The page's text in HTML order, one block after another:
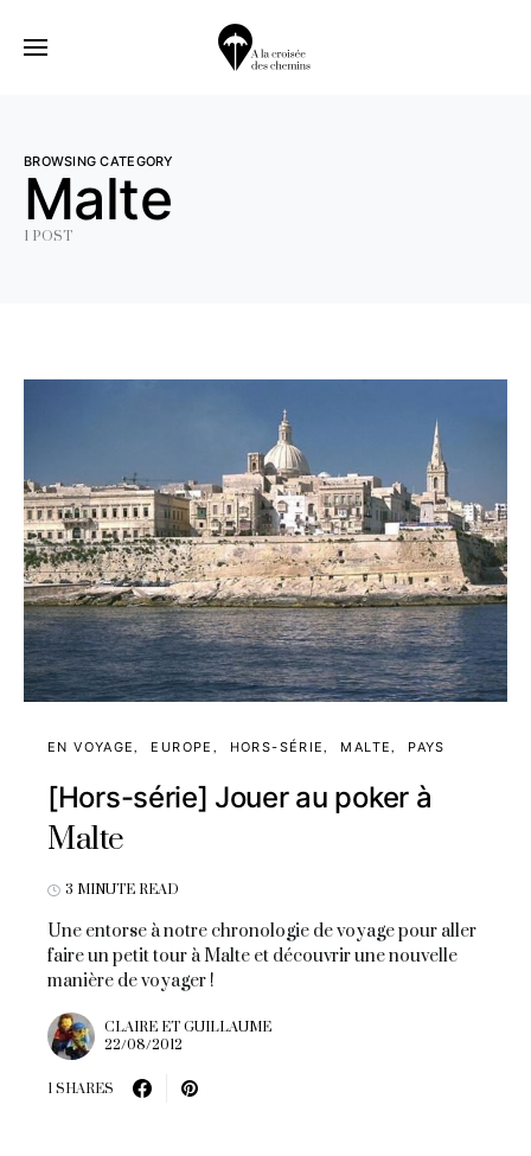
BROWSING CATEGORY
Malte
1 POST
EN VOYAGE EUROPE HORS-SÉRIE MALTE PAYS
[Hors-série] Jouer au poker à
Malte
3 MINUTE READ
Une entorse à notre chronologie de voyage pour aller
faire un petit tour à Malte et découvrir une nouvelle
manière de voyager !
CLAIRE ET GUILLAUME
22/08/2012
1 SHARES